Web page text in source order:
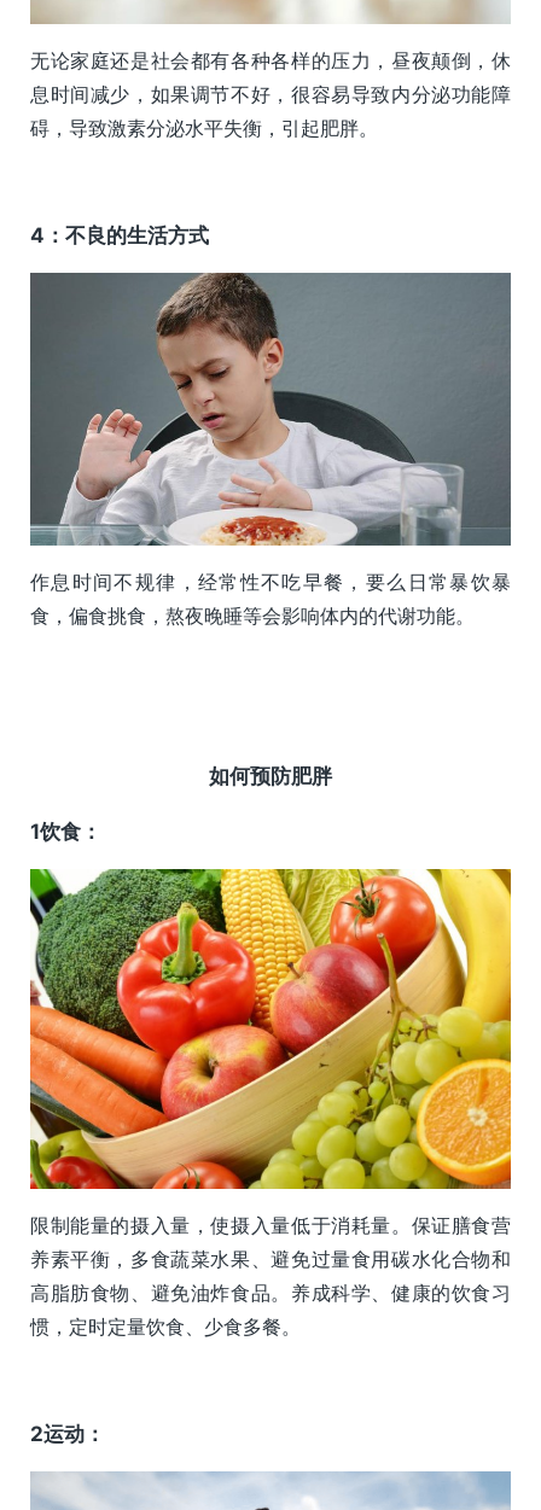
无论家庭还是社会都有各种各样的压力，昼夜颠倒，休
息时间减少，如果调节不好，很容易导致内分泌功能障
碍，导致激素分泌水平失衡，引起肥胖。
4：不良的生活方式
作息时间不规律，经常性不吃早餐，要么日常暴饮暴
食，偏食挑食，熬夜晚睡等会影响体内的代谢功能。
如何预防肥胖
1饮食：
限制能量的摄入量，使摄入量低于消耗量。保证膳食营
养素平衡，多食蔬菜水果、避免过量食用碳水化合物和
高脂肪食物、避免油炸食品。养成科学、健康的饮食习
惯，定时定量饮食、少食多餐。
2运动：